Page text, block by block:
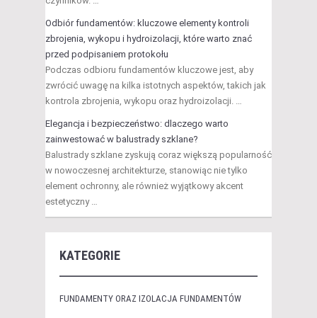
Odbiór fundamentów: kluczowe elementy kontroli
zbrojenia, wykopu i hydroizolacji, które warto znać
przed podpisaniem protokołu
Podczas odbioru fundamentów kluczowe jest, aby
zwrócić uwagę na kilka istotnych aspektów, takich jak
kontrola zbrojenia, wykopu oraz hydroizolacji. …
Elegancja i bezpieczeństwo: dlaczego warto
zainwestować w balustrady szklane?
Balustrady szklane zyskują coraz większą popularność
w nowoczesnej architekturze, stanowiąc nie tylko
element ochronny, ale również wyjątkowy akcent
estetyczny …
KATEGORIE
FUNDAMENTY ORAZ IZOLACJA FUNDAMENTÓW